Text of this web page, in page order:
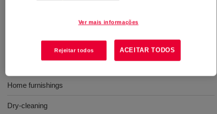
Home furnishings
Dry-cleaning
Ver mais informações
Rejeitar todos ACEITAR TODOS